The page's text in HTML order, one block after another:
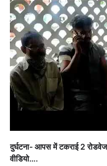
दुर्घटना- आपस में टकराई 2
वीडियो….